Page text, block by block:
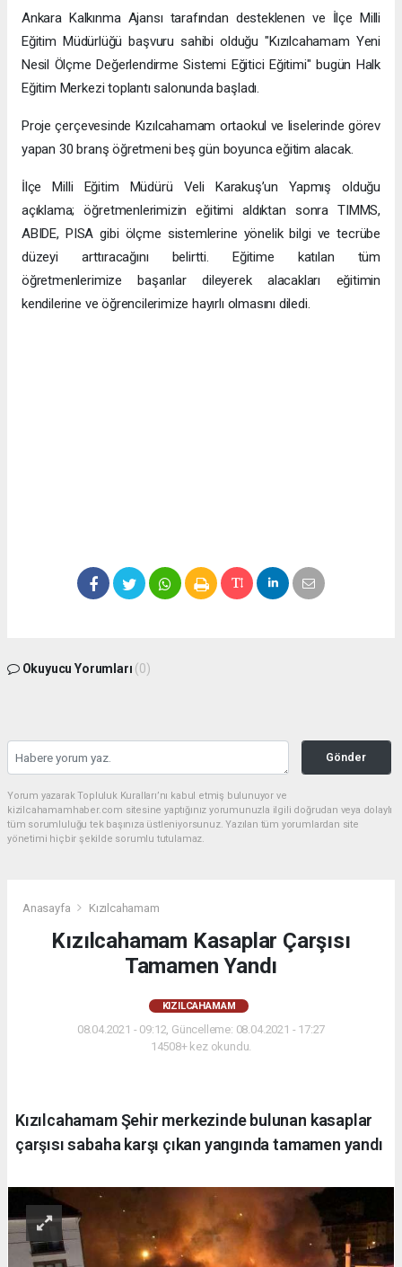
Ankara Kalkınma Ajansı tarafından desteklenen ve İlçe Milli
Eğitim Müdürlüğü başvuru sahibi olduğu "Kızılcahamam Yeni
Nesil Ölçme Değerlendirme Sistemi Eğitici Eğitimi" bugün Halk
Eğitim Merkezi toplantı salonunda başladı.
Proje çerçevesinde Kızılcahamam ortaokul ve liselerinde görev
yapan 30 branş öğretmeni beş gün boyunca eğitim alacak.
İlçe Milli Eğitim Müdürü Veli Karakuş’un Yapmış olduğu
açıklama; öğretmenlerimizin eğitimi aldıktan sonra TIMMS,
ABIDE, PISA gibi ölçme sistemlerine yönelik bilgi ve tecrübe
düzeyi arttıracağını belirtti. Eğitime katılan tüm
öğretmenlerimize başarılar dileyerek alacakları eğitimin
kendilerine ve öğrencilerimize hayırlı olmasını diledi.
Okuyucu Yorumları (0)
Gönder
Yorum yazarak Topluluk Kuralları’nı kabul etmiş bulunuyor ve
kizilcahamamhaber.com sitesine yaptığınız yorumunuzla ilgili doğrudan veya dolaylı
tüm sorumluluğu tek başınıza üstleniyorsunuz. Yazılan tüm yorumlardan site
yönetimi hiçbir şekilde sorumlu tutulamaz.
Anasayfa Kızılcahamam
Kızılcahamam Kasaplar Çarşısı
Tamamen Yandı
KIZILCAHAMAM
08.04.2021 - 09:12, Güncelleme: 08.04.2021 - 17:27
14508+ kez okundu.
Kızılcahamam Şehir merkezinde bulunan kasaplar
çarşısı sabaha karşı çıkan yangında tamamen yandı